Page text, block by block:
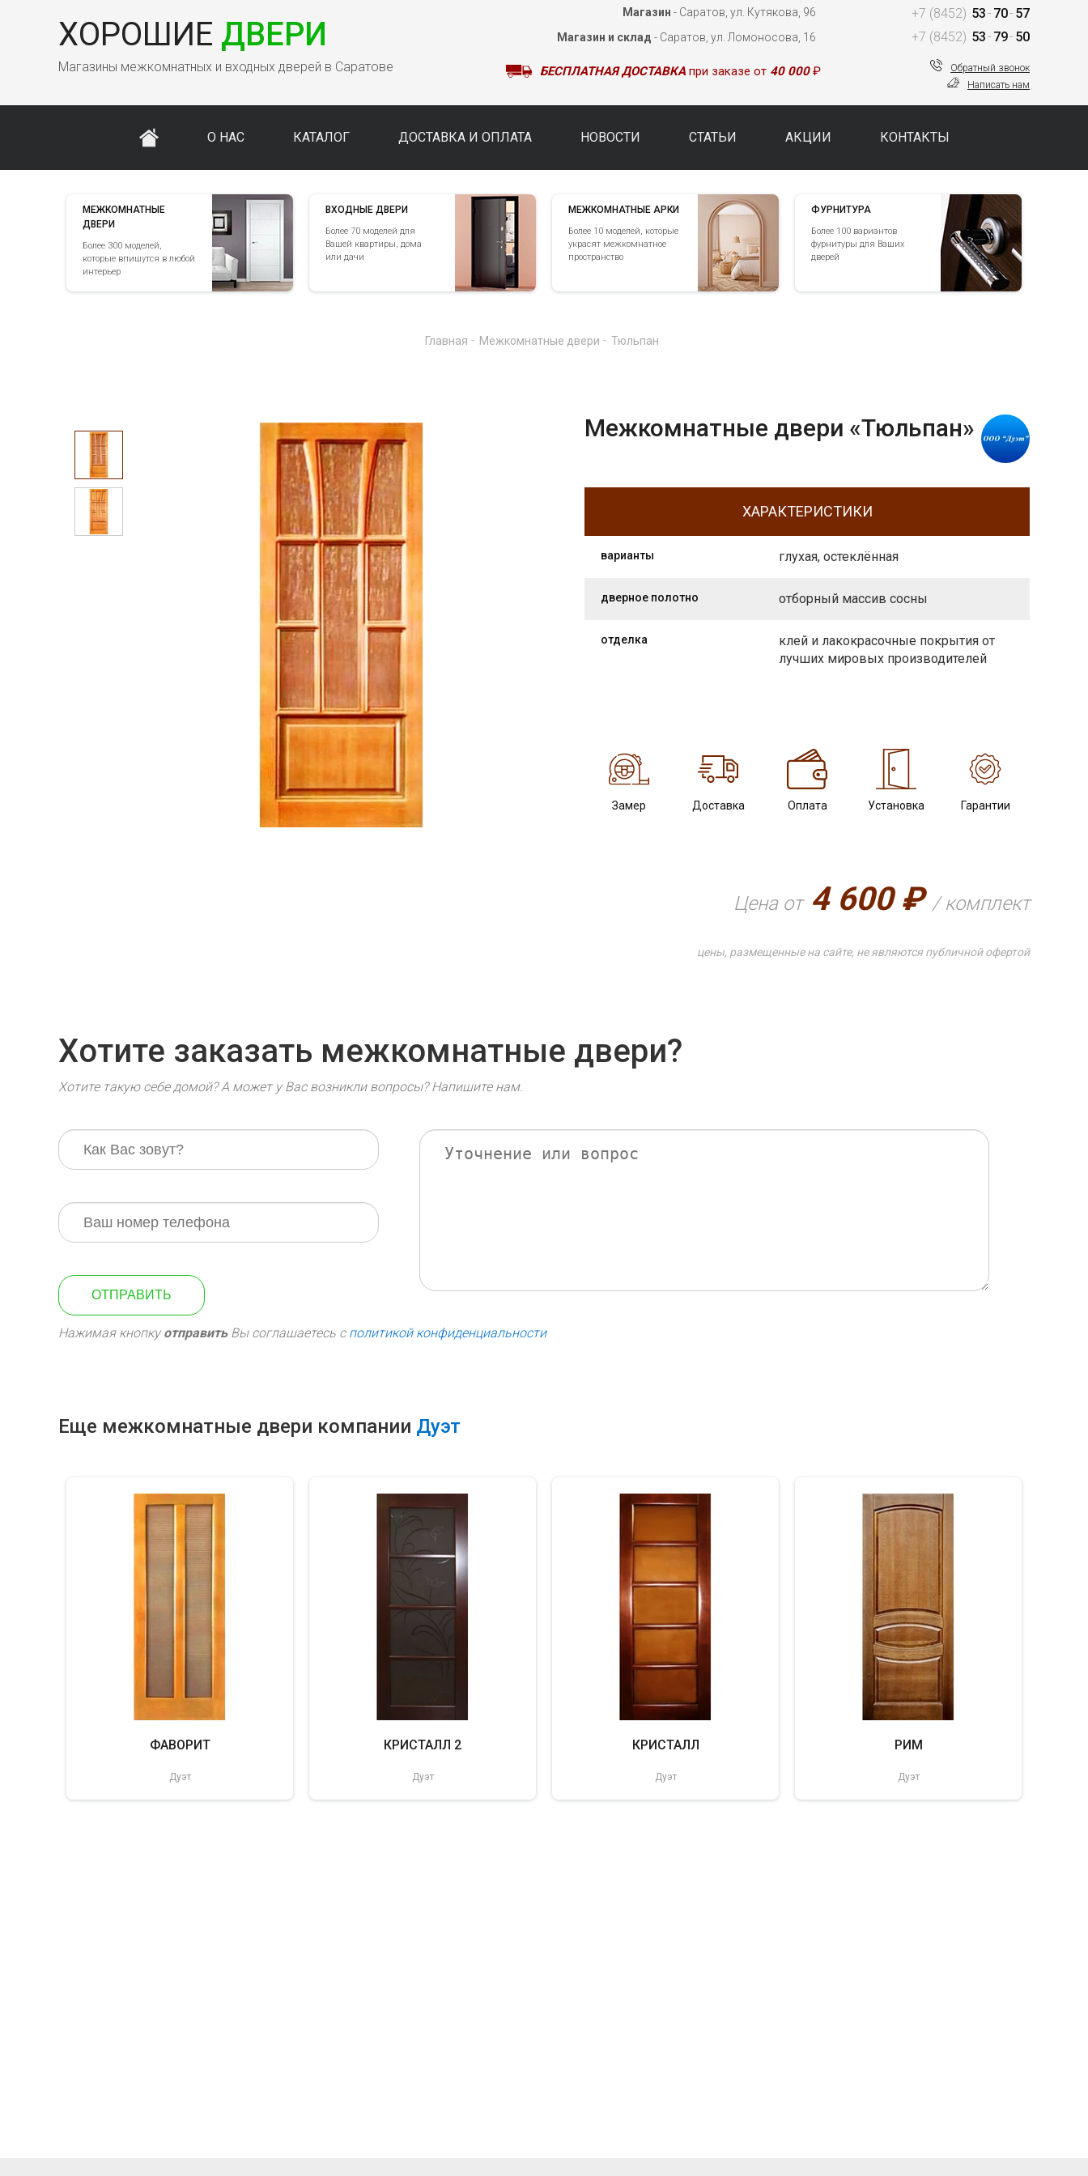
ХОРОШИЕ ДВЕРИ
Магазины межкомнатных и входных дверей в Саратове
+7 (8452) 53- 70- 57
+7 (8452) 53- 79- 50
Обратный звонок
Написать нам
Магазин - Саратов, ул. Кутякова, 96
Магазин и склад - Саратов, ул. Ломоносова, 16
БЕСПЛАТНАЯ ДОСТАВКА при заказе от 40 000₽
О НАС КАТАЛОГ ДОСТАВКА И ОПЛАТА НОВОСТИ СТАТЬИ АКЦИИ КОНТАКТЫ
МЕЖКОМНАТНЫЕ
ДВЕРИ
Более 300 моделей,
которые впишутся в любой
интерьер
ВХОДНЫЕ ДВЕРИ
Более 70 моделей для
Вашей квартиры, дома
или дачи
МЕЖКОМНАТНЫЕ АРКИ
Более 10 моделей, которые
украсят межкомнатное
пространство
ФУРНИТУРА
Более 100 вариантов
фурнитуры для Ваших
дверей
Главная - Межкомнатные двери - Тюльпан
Межкомнатные двери «Тюльпан»
ХАРАКТЕРИСТИКИ
варианты глухая, остеклённая
дверное полотно отборный массив сосны
отделка
клей и лакокрасочные покрытия от
лучших мировых производителей
Замер Доставка Оплата Установка Гарантии
Цена от4 600 ₽ / комплект
цены, размещенные на сайте, не являются публичной офертой
Хотите заказать межкомнатные двери?
Хотите такую себе домой? А может у Вас возникли вопросы? Напишите нам.
ОТПРАВИТЬ
Нажимая кнопку отправитьВы соглашаетесь с политикой конфиденциальности
Еще межкомнатные двери компании Дуэт
ФАВОРИТ
Дуэт
КРИСТАЛЛ 2
Дуэт
КРИСТАЛЛ
Дуэт
РИМ
Дуэт